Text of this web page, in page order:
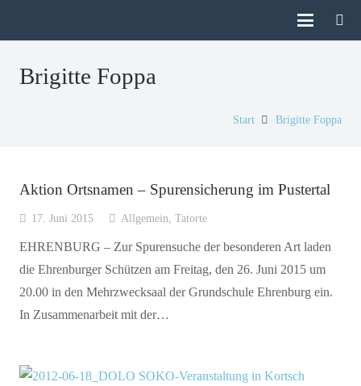
Brigitte Foppa
Start Brigitte Foppa
Aktion Ortsnamen – Spurensicherung im Pustertal
17. Juni 2015 Allgemein Tatorte
EHRENBURG – Zur Spurensuche der besonderen Art laden
die Ehrenburger Schützen am Freitag, den 26. Juni 2015 um
20.00 in den Mehrzwecksaal der Grundschule Ehrenburg ein.
In Zusammenarbeit mit der…